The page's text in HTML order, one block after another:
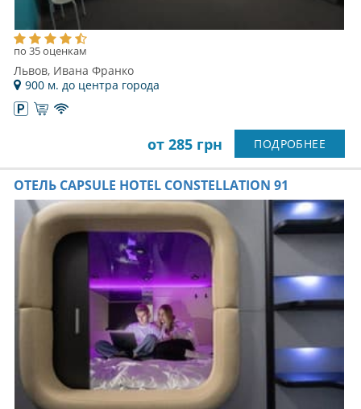
по 35 оценкам
Львов, Ивана Франко
900 м. до центра города
от 285 грн ПОДРОБНЕЕ
ОТЕЛЬ CAPSULE HOTEL CONSTELLATION 91